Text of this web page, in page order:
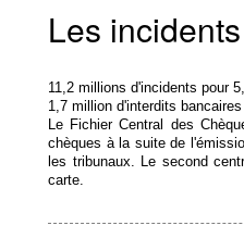
Les
11,2 millions d'incidents pour
1,7 million d'interdits bancaires
Le Fichier Central des
chèques à la suite de
les tribunaux. Le second
carte.